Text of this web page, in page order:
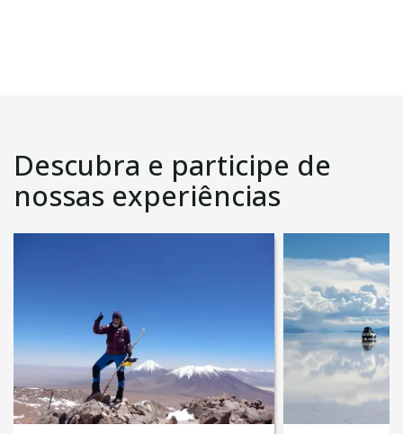
Descubra e participe de
nossas experiências